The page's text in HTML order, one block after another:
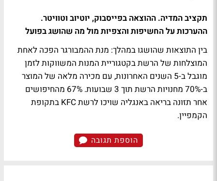
תקציב המדיה. ההוצאה בפייסבוק, יוטיוב וטוויטר.
ההערכות על החשיפות והצפיות מול מה שהושג בפועל
בין התוצאות שהושגו במהלך: מנת ההמבורגר הפכה לאחת
המוצלחות של הרשת בקטגוריית המנות המשווקות לזמן
מוגבל ב-5 השנים האחרונות, עם מכירה מלאה של המוצר
ב-70% מחנויות הרשת תוך 3 שבועות. 67% מהחיפושים
אחר תזונה בריאה באנגליה שויכו לרשת KFC בתקופת
הקמפיין.
הוספת תגובה